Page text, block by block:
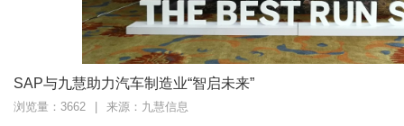
SAP与九慧助力汽车制造业“智启未来”
浏览量：3662 来源：九慧信息